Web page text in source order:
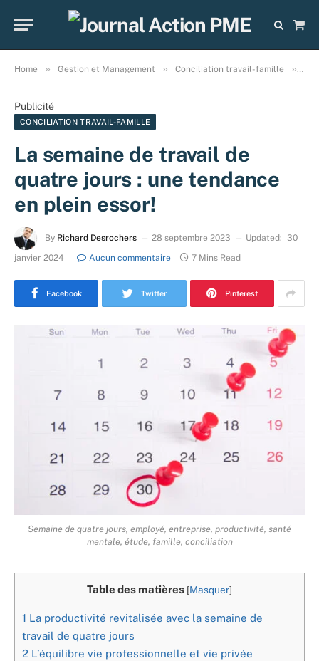
Cart
Home » Gestion et Management » Conciliation travail-famille »
Publicité
CONCILIATION TRAVAIL-FAMILLE
La semaine de travail de
quatre jours : une tendance
en plein essor!
By Richard Desrochers 28 septembre 2023 Updated: 30
janvier 2024
Aucun commentaire 7 Mins Read
Facebook Twitter Pinterest
Semaine de quatre jours, employé, entreprise, productivité, santé
mentale, étude, famille, conciliation
Table des matières [Masquer]
1 La productivité revitalisée avec la semaine de
travail de quatre jours
2 L’équilibre vie professionnelle et vie privée